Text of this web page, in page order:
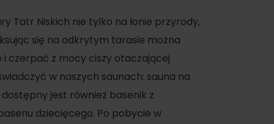
Tatr Niskich nie tylko na łonie przyrody,
się na odkrytym tarasie można
czerpać z mocy ciszy otaczającej
w naszych saunach: sauna na
jest również basenik z
dziecięcego. Po pobycie w